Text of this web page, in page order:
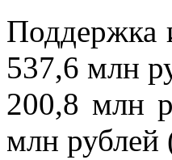
Поддержка
537,6 млн
200,8 млн
млн рублей